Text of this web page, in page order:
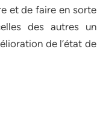
et de faire en sorte
des autres un
de l’état de